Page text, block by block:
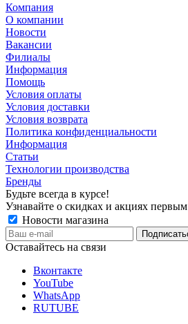
Компания
О компании
Новости
Вакансии
Филиалы
Информация
Помощь
Условия оплаты
Условия доставки
Условия возврата
Политика конфиденциальности
Информация
Статьи
Технологии производства
Бренды
Будьте всегда в курсе!
Узнавайте о скидках и акциях первым
Новости магазина
Оставайтесь на связи
Вконтакте
YouTube
WhatsApp
RUTUBE